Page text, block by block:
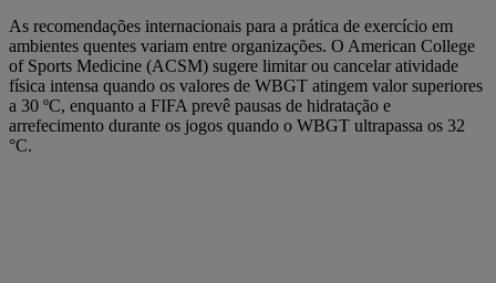
As recomendações internacionais para a prática de exercício em
ambientes quentes variam entre organizações. O American College
of Sports Medicine (ACSM) sugere limitar ou cancelar atividade
física intensa quando os valores de WBGT atingem valor superiores
a 30 ºC, enquanto a FIFA prevê pausas de hidratação e
arrefecimento durante os jogos quando o WBGT ultrapassa os 32
°C.